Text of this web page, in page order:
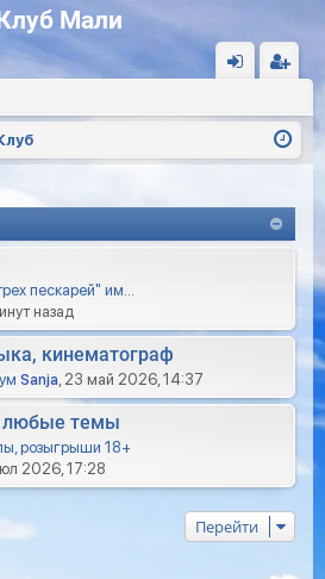
Мали
ис
ац
ия
пескарей" им…
назад
кинематограф
Sanja , 23 май 2026, 14:37
любые темы
розыгрыши 18+
2026, 17:28
Перейти